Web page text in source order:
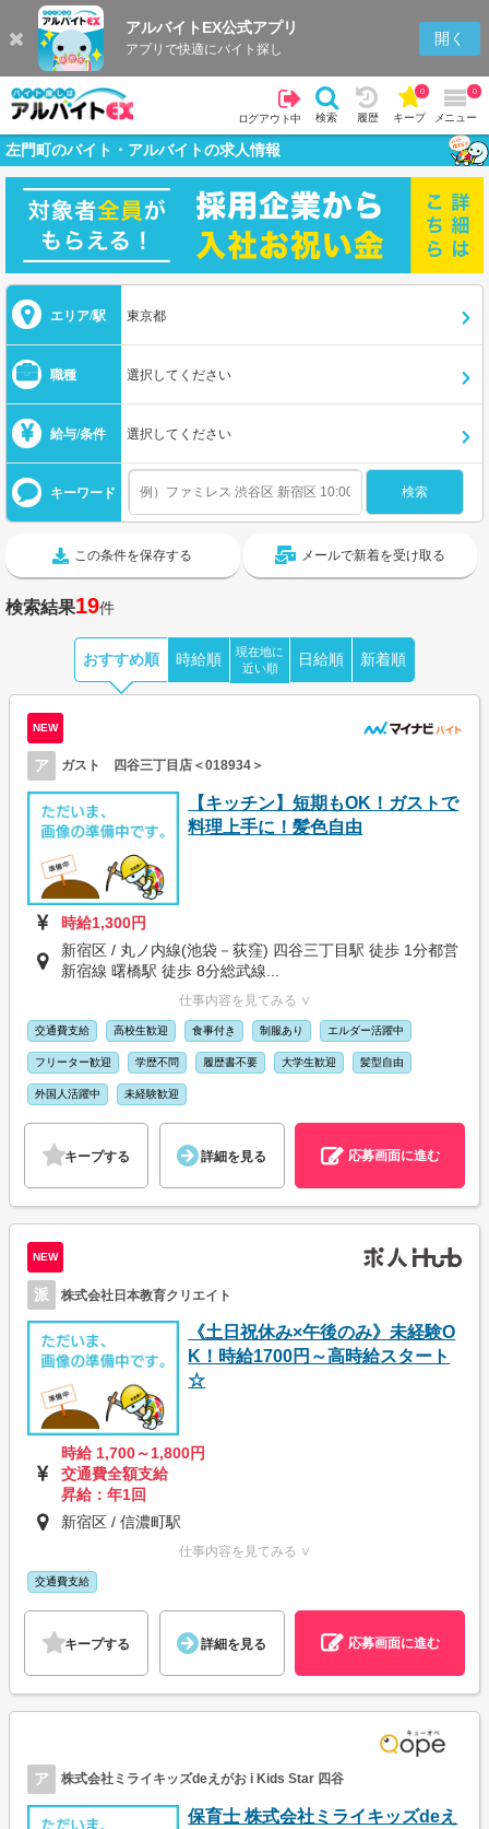
アルバイトEX公式アプリ
アプリで快適にバイト探し
開く
ログアウト中 検索 履歴 キープ
0
メニュー
0
左門町のバイト・アルバイトの求人情報
エリア/駅 東京都
職種 選択してください
給与/条件 選択してください
キーワード
この条件を保存する メールで新着を受け取る
検索結果19件
おすすめ順 時給順
現在地に
近い順
日給順 新着順
NEW
ア ガスト 四谷三丁目店＜018934＞
【キッチン】短期もOK！ガストで
料理上手に！髪色自由
時給1,300円
新宿区 / 丸ノ内線(池袋－荻窪) 四谷三丁目駅 徒歩 1分都営
新宿線 曙橋駅 徒歩 8分総武線...
仕事内容を見てみる ∨
交通費支給 高校生歓迎 食事付き 制服あり エルダー活躍中
フリーター歓迎 学歴不問 履歴書不要 大学生歓迎 髪型自由
外国人活躍中 未経験歓迎
キープする 詳細を見る 応募画面に進む
NEW
派 株式会社日本教育クリエイト
《土日祝休み×午後のみ》未経験O
K！時給1700円～高時給スタート
☆
時給 1,700～1,800円
交通費全額支給
昇給：年1回
新宿区 / 信濃町駅
仕事内容を見てみる ∨
交通費支給
キープする 詳細を見る 応募画面に進む
ア 株式会社ミライキッズdeえがお i Kids Star 四谷
保育士 株式会社ミライキッズdeえ